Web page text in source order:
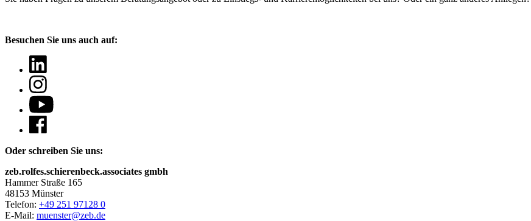
Besuchen Sie uns auch auf:
Oder schreiben Sie uns:
zeb.rolfes.schierenbeck.associates gmbh
Hammer Straße 165
48153 Münster
Telefon: +49 251 97128 0
E-Mail: muenster@zeb.de